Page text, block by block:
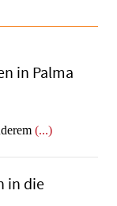
in Palma
(...)
in die